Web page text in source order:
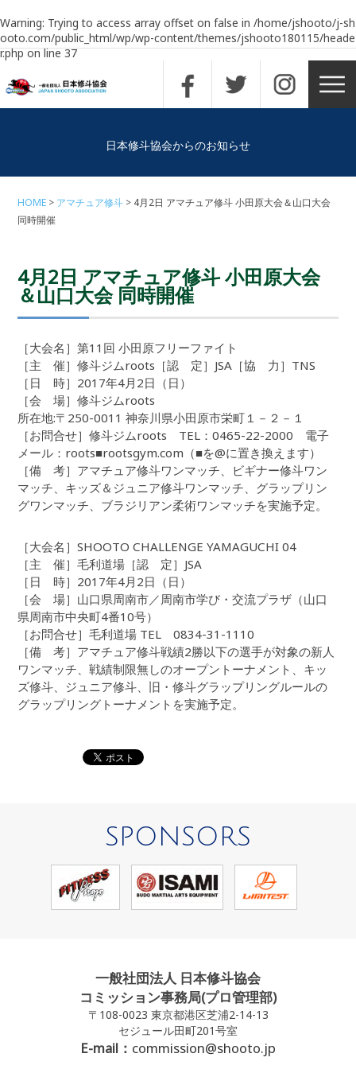
Warning: Trying to access array offset on false in /home/jshooto/j-sh
ooto.com/public_html/wp/wp-content/themes/jshooto180115/heade
r.phpon line37
日本修斗協会からのお知らせ
HOME アマチュア修斗
4月2日 アマチュア修斗 小田原大会＆山口大会
同時開催
4月2日 アマチュア修斗 小田原大会
＆山口大会 同時開催
［大会名］第11回 小田原フリーファイト
［主 催］修斗ジムroots［認 定］JSA［協 力］TNS
［日 時］2017年4月2日（日）
［会 場］修斗ジムroots
所在地:〒250-0011 神奈川県小田原市栄町１－２－１
［お問合せ］修斗ジムroots TEL：0465-22-2000 電子
メール：roots■rootsgym.com（■を@に置き換えます）
［備 考］アマチュア修斗ワンマッチ、ビギナー修斗ワン
マッチ、キッズ＆ジュニア修斗ワンマッチ、グラップリン
グワンマッチ、ブラジリアン柔術ワンマッチを実施予定。
［大会名］SHOOTO CHALLENGE YAMAGUCHI 04
［主 催］毛利道場［認 定］JSA
［日 時］2017年4月2日（日）
［会 場］山口県周南市／周南市学び・交流プラザ（山口
県周南市中央町4番10号）
［お問合せ］毛利道場 TEL 0834-31-1110
［備 考］アマチュア修斗戦績2勝以下の選手が対象の新人
ワンマッチ、戦績制限無しのオープントーナメント、キッ
ズ修斗、ジュニア修斗、旧・修斗グラップリングルールの
グラップリングトーナメントを実施予定。
SPONSORS
一般社団法人 日本修斗協会
コミッション事務局(プロ管理部)
〒108-0023 東京都港区芝浦2-14-13
セジュール田町201号室
E-mail： commission@shooto.jp